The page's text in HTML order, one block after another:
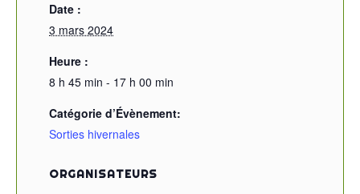
Date :
3 mars 2024
Heure :
8 h 45 min - 17 h 00 min
Catégorie d’Évènement:
Sorties hivernales
ORGANISATEURS